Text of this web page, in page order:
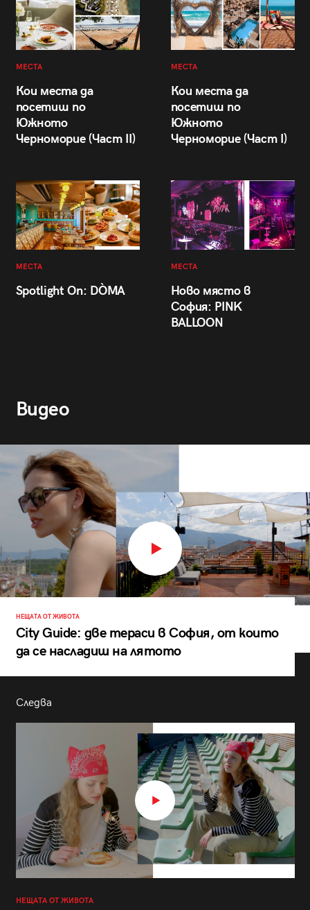
МЕСТА
Кои места да
посетиш по
Южното
Черноморие (Част II)
МЕСТА
Кои места да
посетиш по
Южното
Черноморие (Част I)
МЕСТА
Spotlight On: DÒMA
МЕСТА
Ново място в
София: PINK
BALLOON
Видео
НЕЩАТА ОТ ЖИВОТА
City Guide: две тераси в София, от които
да се насладиш на лятото
Следва
НЕЩАТА ОТ ЖИВОТА